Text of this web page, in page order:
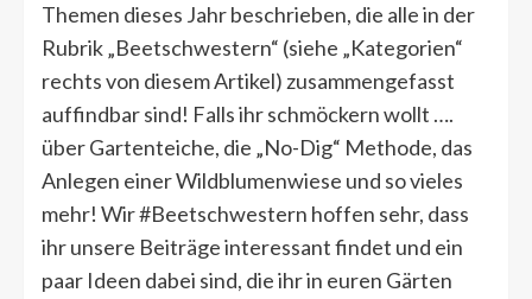
Themen dieses Jahr beschrieben, die alle in der
Rubrik „Beetschwestern“ (siehe „Kategorien“
rechts von diesem Artikel) zusammengefasst
auffindbar sind! Falls ihr schmöckern wollt ….
über Gartenteiche, die „No-Dig“ Methode, das
Anlegen einer Wildblumenwiese und so vieles
mehr! Wir #Beetschwestern hoffen sehr, dass
ihr unsere Beiträge interessant findet und ein
paar Ideen dabei sind, die ihr in euren Gärten